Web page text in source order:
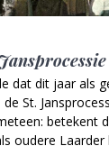
dat dit jaar als
St.
betekent
oudere